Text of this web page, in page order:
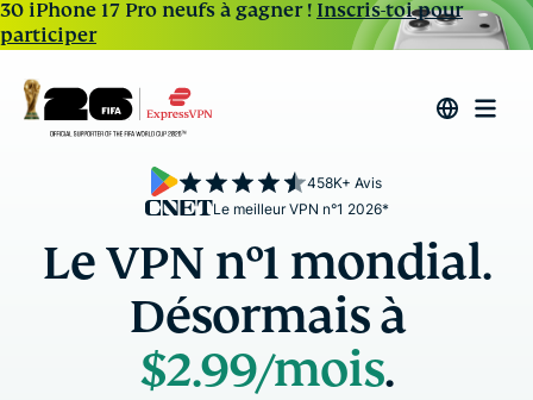
30 iPhone 17 Pro neufs à gagner ! Inscris-toi pour
participer
Le meilleur VPN n°1 2026*
458K+ Avis
Le VPN n°1 mondial.
Désormais à
$2.99/mois.